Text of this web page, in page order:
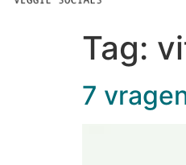
Tag:
7